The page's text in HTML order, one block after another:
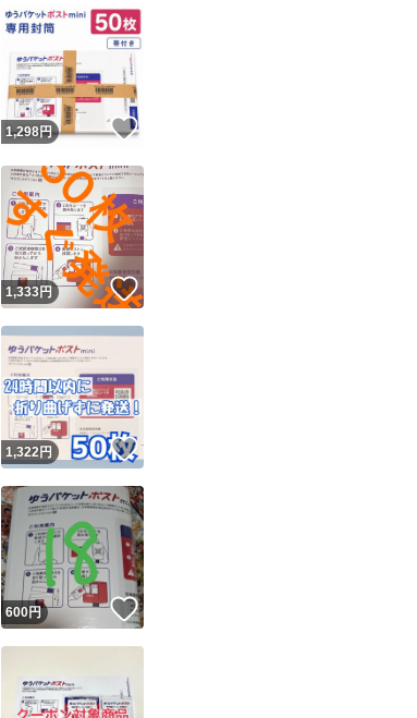
ね！
1,298円
いね！
1,333円 いいね！
いね！
1,322円 いいね！
いね！
600円 いいね！